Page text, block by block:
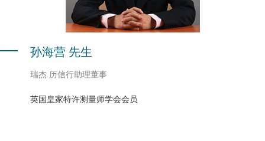
孙海营 先生
瑞杰.历信行助理董事
英国皇家特许测量师学会会员